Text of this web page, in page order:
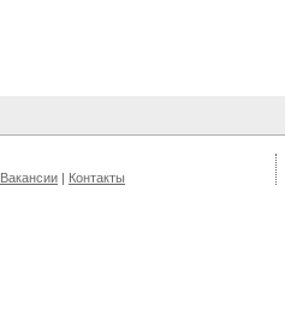
Вакансии | Контакты